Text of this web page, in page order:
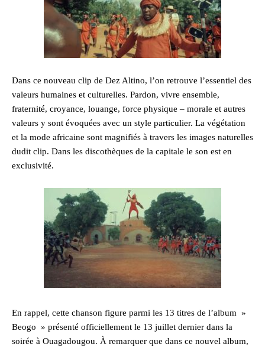
Dans ce nouveau clip de Dez Altino, l’on retrouve l’essentiel des
valeurs humaines et culturelles. Pardon, vivre ensemble,
fraternité, croyance, louange, force physique – morale et autres
valeurs y sont évoquées avec un style particulier. La végétation
et la mode africaine sont magnifiés à travers les images naturelles
dudit clip. Dans les discothèques de la capitale le son est en
exclusivité.
En rappel, cette chanson figure parmi les 13 titres de l’album »
Beogo » présenté officiellement le 13 juillet dernier dans la
soirée à Ouagadougou. À remarquer que dans ce nouvel album,